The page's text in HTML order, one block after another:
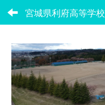
宮城県利府高等学校